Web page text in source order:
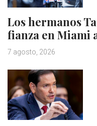
Los hermanos
fianza en Miami
7 agosto, 2026